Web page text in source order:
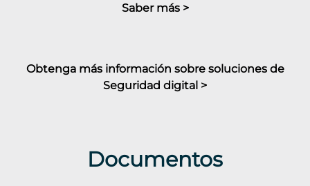
Saber más >
Obtenga más información sobre soluciones de
Seguridad digital >
Documentos